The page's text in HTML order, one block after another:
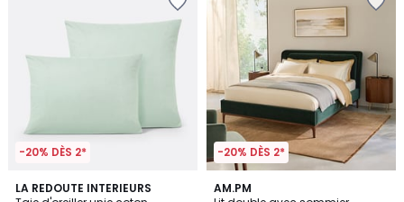
-20% DÈS 2*
LA REDOUTE INTERIEURS
4,2
22
-20% DÈS 2*
AM.PM
4,8
2